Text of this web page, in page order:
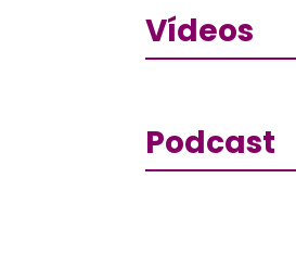
Vídeos
Podcast